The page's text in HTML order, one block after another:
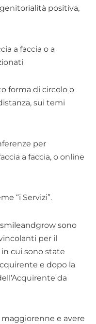
positiva,
a faccia o a
forma di circolo o
sui temi
per
a faccia, o online
“i Servizi”.
sono
per il
cui sono state
e dopo la
da
maggiorenne e avere